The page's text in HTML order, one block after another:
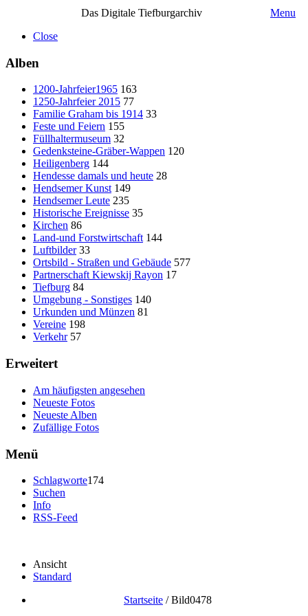
Das Digitale Tiefburgarchiv
Menu
Close
Alben
1200-Jahrfeier1965 163
1250-Jahrfeier 2015 77
Familie Graham bis 1914 33
Feste und Feiern 155
Füllhaltermuseum 32
Gedenksteine-Gräber-Wappen 120
Heiligenberg 144
Hendesse damals und heute 28
Hendsemer Kunst 149
Hendsemer Leute 235
Historische Ereignisse 35
Kirchen 86
Land-und Forstwirtschaft 144
Luftbilder 33
Ortsbild - Straßen und Gebäude 577
Partnerschaft Kiewskij Rayon 17
Tiefburg 84
Umgebung - Sonstiges 140
Urkunden und Münzen 81
Vereine 198
Verkehr 57
Erweitert
Am häufigsten angesehen
Neueste Fotos
Neueste Alben
Zufällige Fotos
Menü
Schlagworte174
Suchen
Info
RSS-Feed
Ansicht
Standard
Startseite /Bild0478